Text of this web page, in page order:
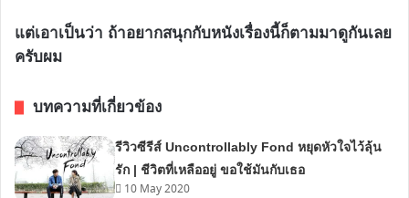
แต่เอาเป็นว่า ถ้าอยากสนุกกับหนังเรื่องนี้ก็ตามมาดูกันเลย
ครับผม
บทความที่เกี่ยวข้อง
รีวิวซีรีส์ Uncontrollably Fond หยุดหัวใจไว้ลุ้น
รัก | ชีวิตที่เหลืออยู่ ขอใช้มันกับเธอ
10 May 2020